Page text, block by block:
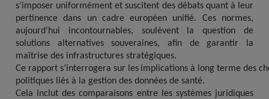
s’imposer uniformément et suscitent des débats quant à leur
pertinence dans un cadre européen unifié. Ces normes,
aujourd’hui incontournables, soulèvent la question de
solutions alternatives souveraines, afin de garantir la
maîtrise des infrastructures stratégiques.
Ce rapport s’interrogera sur les implications à long terme des
politiques liés à la gestion des données de santé.
Cela inclut des comparaisons entre les systèmes juridiques